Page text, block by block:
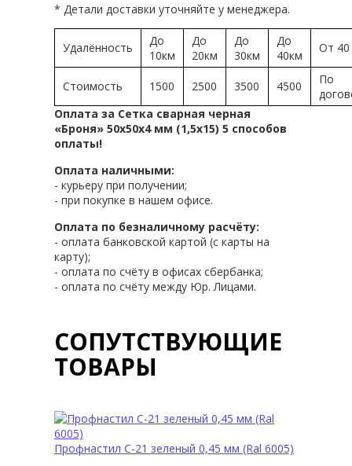
* Детали доставки уточняйте у менеджера.
Удалённость
До
10км
До
20км
До
30км
До
40км
От 40
Стоимость 1500 2500 3500 4500
По
Оплата за Сетка сварная черная
«Броня» 50х50х4 мм (1,5х15) 5 способов
оплаты!
Оплата наличными:
- курьеру при получении;
- при покупке в нашем офисе.
Оплата по безналичному расчёту:
- оплата банковской картой (с карты на
карту);
- оплата по счёту в офисах сбербанка;
- оплата по счёту между Юр. Лицами.
СОПУТСТВУЮЩИЕ
ТОВАРЫ
Профнастил С-21 зеленый 0,45 мм (Ral 6005)